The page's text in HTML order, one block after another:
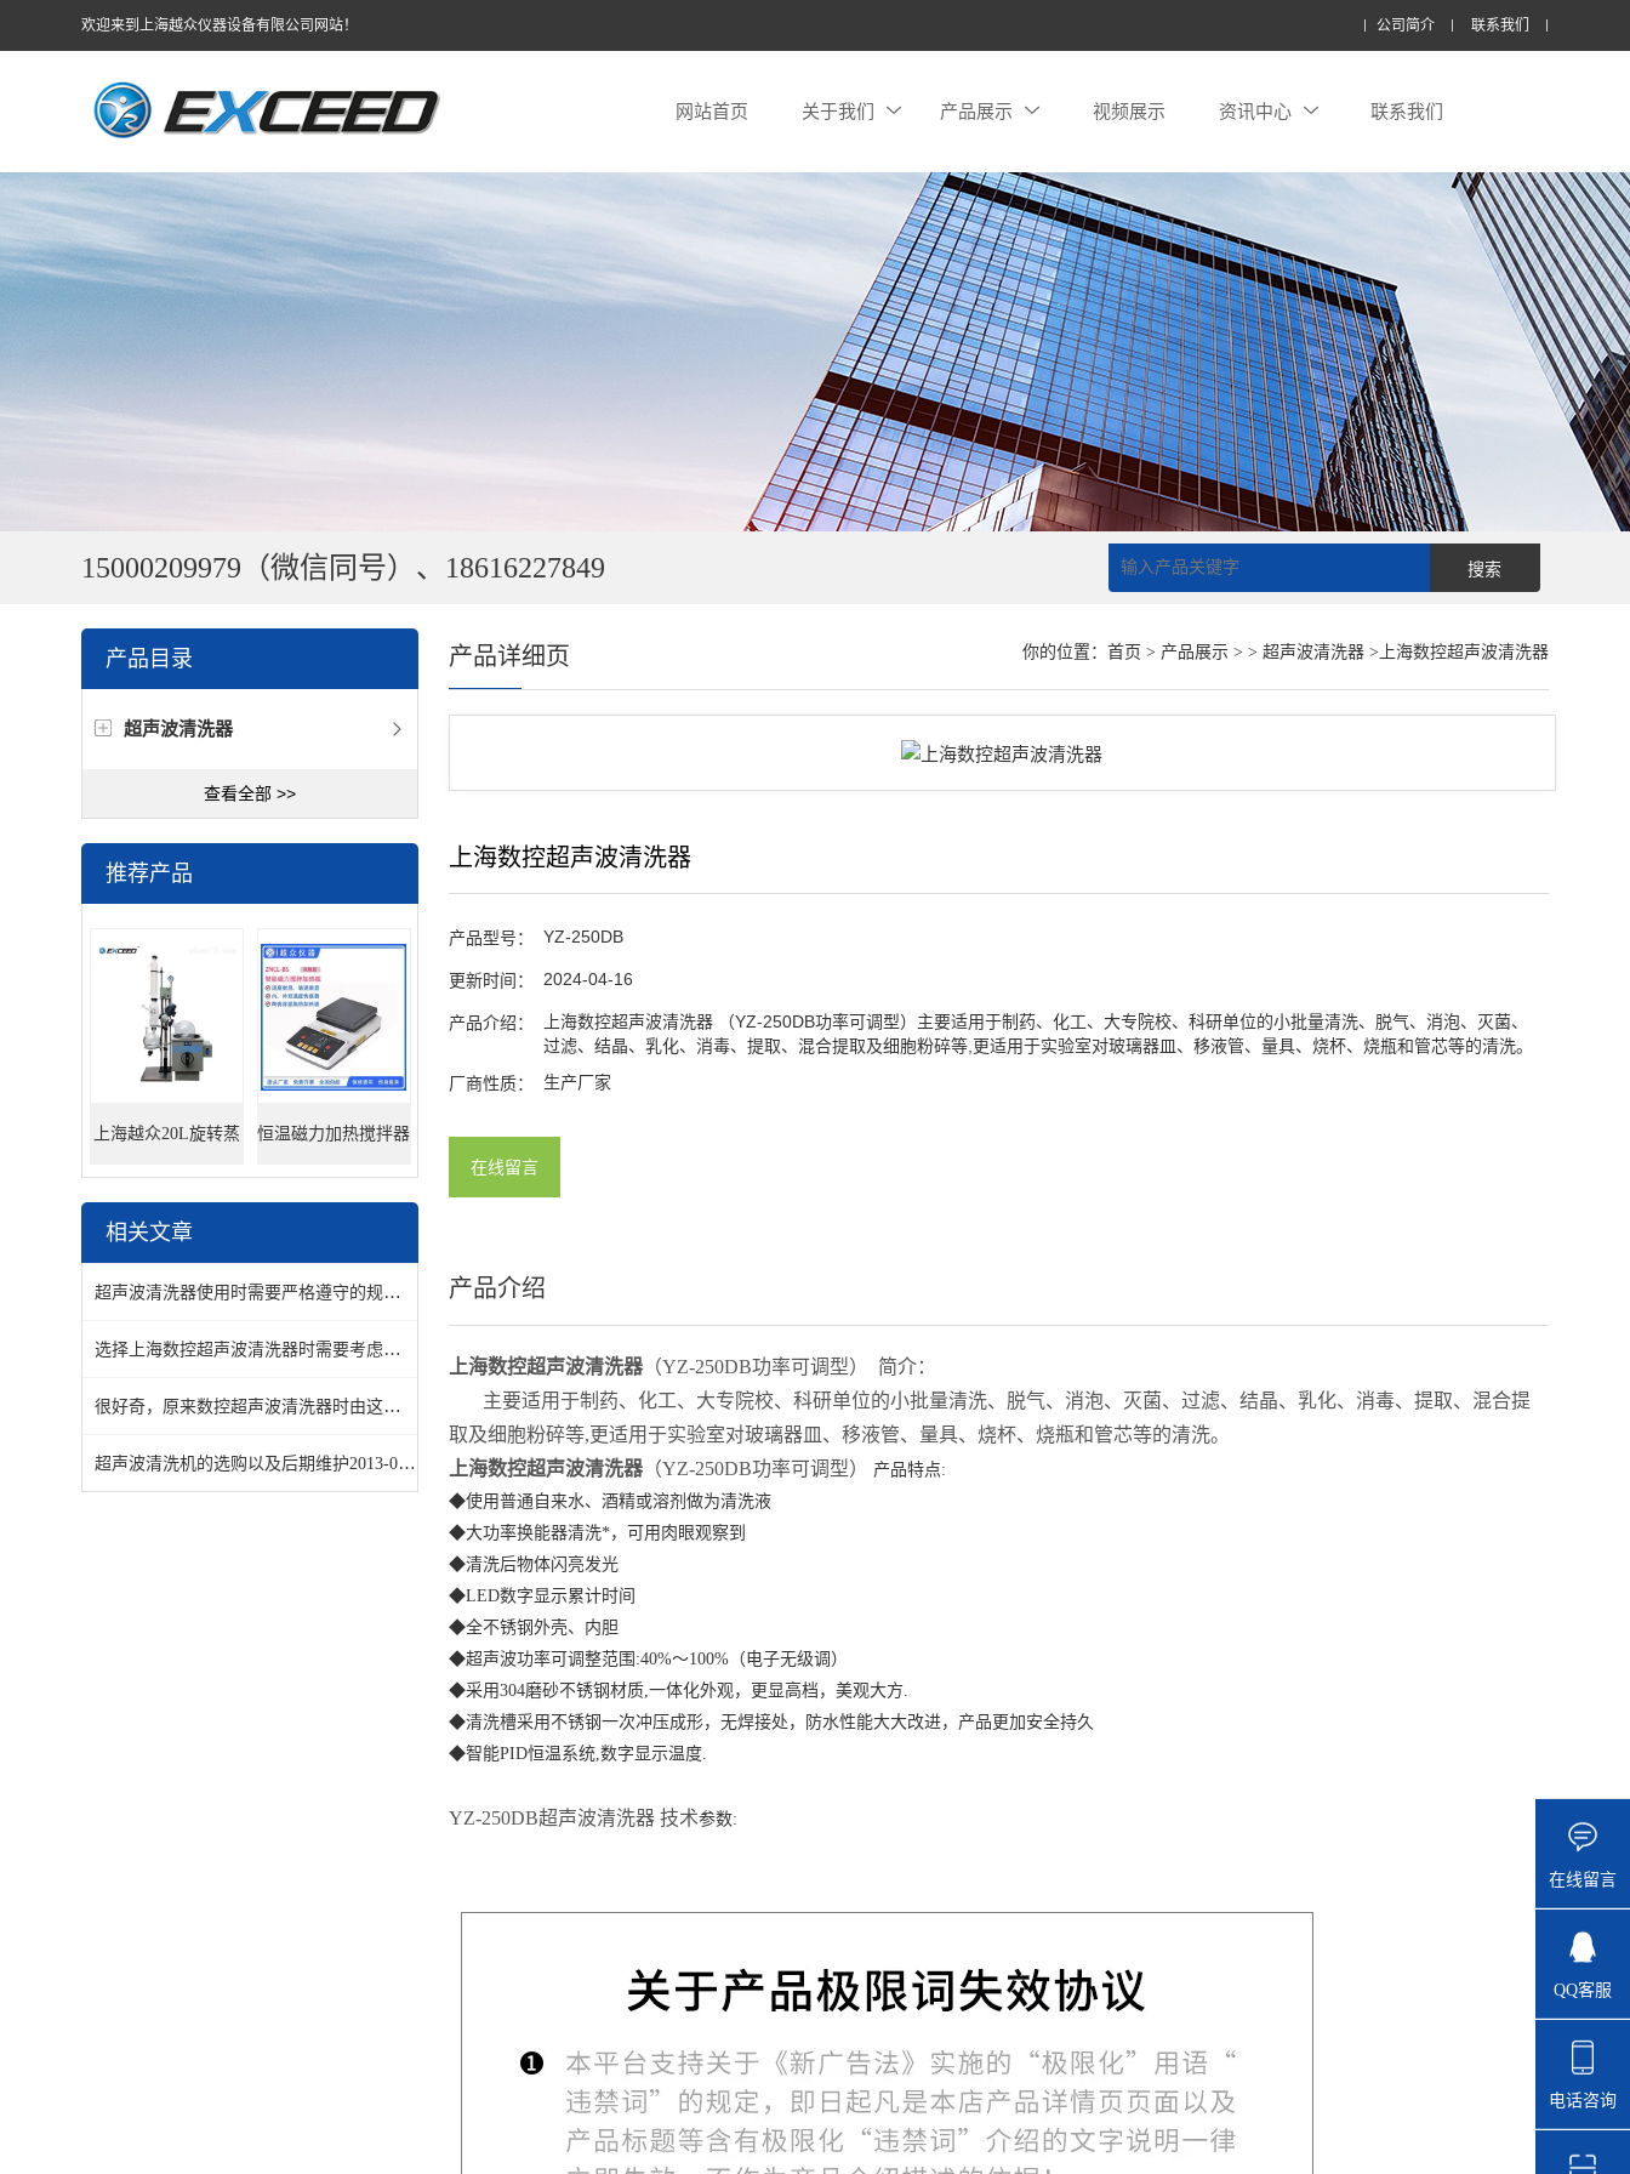
欢迎来到上海越众仪器设备有限公司网站！ 公司简介 联系我们
网站首页 关于我们 产品展示 视频展示 资讯中心 联系我们
15000209979（微信同号）、18616227849
产品目录
超声波清洗器
查看全部 >>
推荐产品
上海越众20L旋转蒸 恒温磁力加热搅拌器
相关文章
超声波清洗器使用时需要严格遵守的规则有哪些？ 2020-12-25
选择上海数控超声波清洗器时需要考虑哪些因素呢？
很好奇，原来数控超声波清洗器时由这几个配件组成的 2019-07-09
超声波清洗机的选购以及后期维护2013-09-16
你的位置： 首页 > 产品展示> > 超声波清洗器>上海数控超声波清洗器
产品详细页
上海数控超声波清洗器
产品型号： YZ-250DB
更新时间： 2024-04-16
产品介绍：
上海数控超声波清洗器 （YZ-250DB功率可调型）主要适用于制药、化工、大专院校、科研单位的小批量清洗、脱气、消泡、灭菌、
过滤、结晶、乳化、消毒、提取、混合提取及细胞粉碎等,更适用于实验室对玻璃器皿、移液管、量具、烧杯、烧瓶和管芯等的清洗。
厂商性质： 生产厂家
在线留言
产品介绍
上海数控超声波清洗器（YZ-250DB功率可调型） 简介：
主要适用于制药、化工、大专院校、科研单位的小批量清洗、脱气、消泡、灭菌、过滤、结晶、乳化、消毒、提取、混合提
取及细胞粉碎等,更适用于实验室对玻璃器皿、移液管、量具、烧杯、烧瓶和管芯等的清洗。
上海数控超声波清洗器（YZ-250DB功率可调型）
产品特点:
◆使用普通自来水、酒精或溶剂做为清洗液
◆大功率换能器清洗*，可用肉眼观察到
◆清洗后物体闪亮发光
◆LED数字显示累计时间
◆全不锈钢外壳、内胆
◆超声波功率可调整范围:40%～100%（电子无级调）
◆采用304磨砂不锈钢材质,一体化外观，更显高档，美观大方.
◆清洗槽采用不锈钢一次冲压成形，无焊接处，防水性能大大改进，产品更加安全持久
◆智能PID恒温系统,数字显示温度.
YZ-250DB超声波清洗器 技术参数:
在线留言
QQ客服
电话咨询